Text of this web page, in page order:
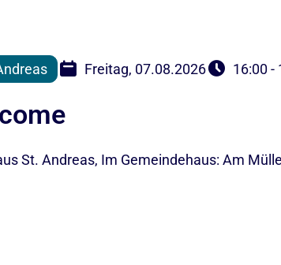
Freitag, 07.08.2026 16:00 -
St. Andreas, Im Gemeindehaus: Am